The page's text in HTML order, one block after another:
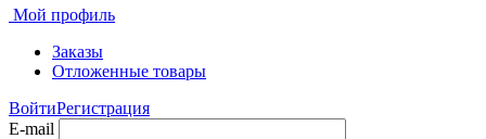
Мой профиль
Заказы
Отложенные товары
ВойтиРегистрация
E-mail